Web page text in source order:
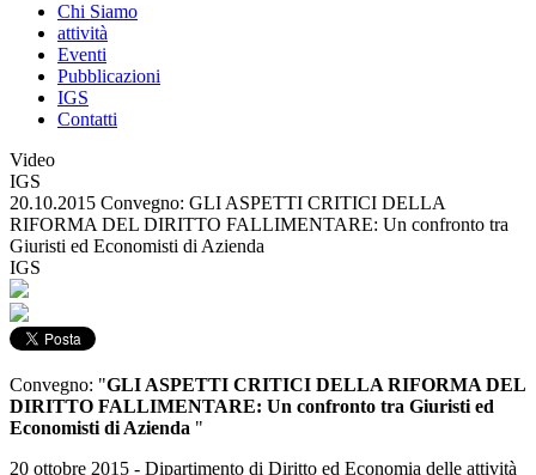
Chi Siamo
attività
Eventi
Pubblicazioni
IGS
Contatti
Video
IGS
20.10.2015 Convegno: GLI ASPETTI CRITICI DELLA
RIFORMA DEL DIRITTO FALLIMENTARE: Un confronto tra
Giuristi ed Economisti di Azienda
IGS
Convegno: "GLI ASPETTI CRITICI DELLA RIFORMA DEL
DIRITTO FALLIMENTARE: Un confronto tra Giuristi ed
Economisti di Azienda "
20 ottobre 2015 - Dipartimento di Diritto ed Economia delle attività